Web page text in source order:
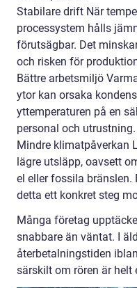
Stabilare drift När
processystem hålls
förutsägbar. Det
och risken för
Bättre arbetsmiljö
ytor kan orsaka
yttemperaturen på en
personal och utrustning.
Mindre klimatpåverkan
lägre utsläpp, oavsett
el eller fossila bränslen.
detta ett konkret steg
Många företag
snabbare än väntat. I
återbetalningstiden
särskilt om rören är helt